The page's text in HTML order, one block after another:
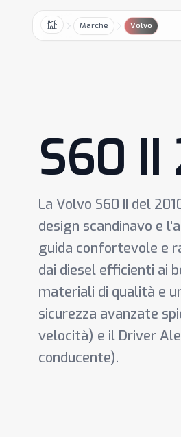
Home Marche Volvo
S60 II
La Volvo S60 II del
design scandinavo e
guida confortevole e
dai diesel efficienti ai
materiali di qualità e
sicurezza avanzate
velocità) e il Driver
conducente).